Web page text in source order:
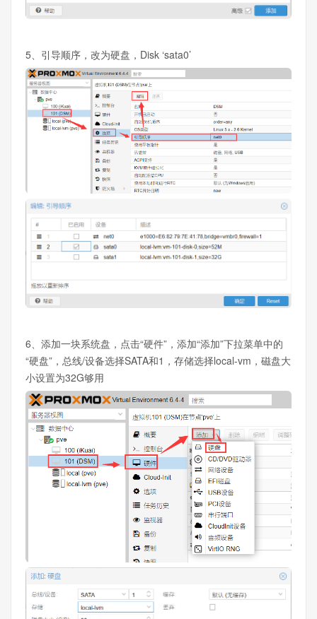
5、引导顺序，改为硬盘，Disk ‘sata0’
6、添加一块系统盘，点击“硬件”，添加“添加”下拉菜单中的
“硬盘”，总线/设备选择SATA和1，存储选择local-vm，磁盘大
小设置为32G够用